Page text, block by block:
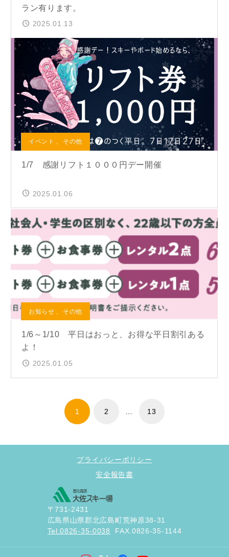
ラン有ります。
2025.01.13
イベント , その他
1/7 感謝リフト１０００円デー開催
2025.01.06
お知らせ その他
1/6～1/10 平日はおっと、お得な平日割引ある
よ！
2025.01.05
1 2 13
プライバシーポリシー
安全報告書
〒731-2431
広島県山県郡北広島町荒神原38-31
Tel.0826-35-0038
FAX.0826-35-1144